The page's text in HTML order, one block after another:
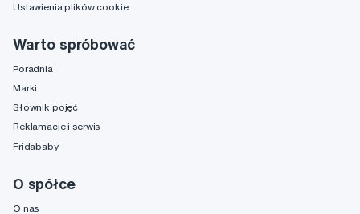
Ustawienia plików cookie
Warto spróbować
Poradnia
Marki
Słownik pojęć
Reklamacje i serwis
Fridababy
O spółce
O nas